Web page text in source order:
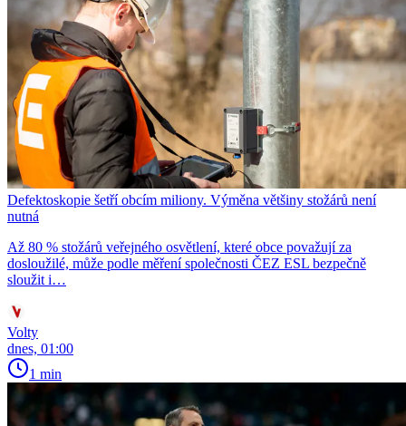
Defektoskopie šetří obcím miliony. Výměna většiny stožárů není
nutná
Až 80 % stožárů veřejného osvětlení, které obce považují za
dosloužilé, může podle měření společnosti ČEZ ESL bezpečně
sloužit i…
Volty
dnes, 01:00
1 min